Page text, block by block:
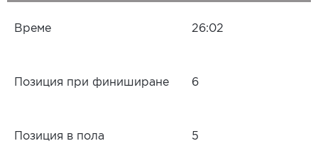
Време 26:02
Позиция при финиширане 6
Позиция в пола 5